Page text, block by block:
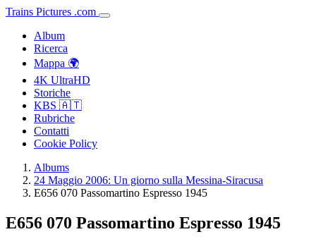
Trains Pictures .com
Album
Ricerca
Mappa 🌍
4K UltraHD
Storiche
KBS 🇦🇹
Rubriche
Contatti
Cookie Policy
Albums
24 Maggio 2006: Un giorno sulla Messina-Siracusa
E656 070 Passomartino Espresso 1945
E656 070 Passomartino Espresso 1945